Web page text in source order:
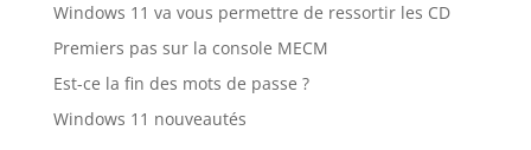
Windows 11 va vous permettre de ressortir les CD
Premiers pas sur la console MECM
Est-ce la fin des mots de passe ?
Windows 11 nouveautés